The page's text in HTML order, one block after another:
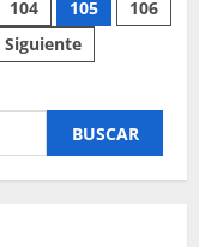
104 105
106
Siguiente